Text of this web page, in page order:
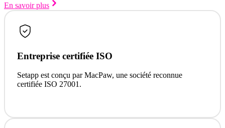
En savoir plus
Entreprise certifiée ISO
Setapp est conçu par MacPaw, une société reconnue
certifiée ISO 27001.